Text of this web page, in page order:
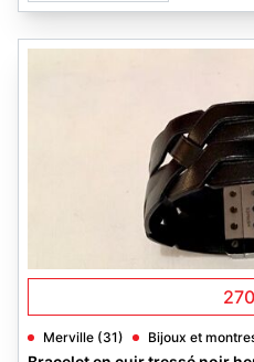
Merville (31) Bijoux et